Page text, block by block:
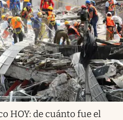
HOY: de cuánto fue el